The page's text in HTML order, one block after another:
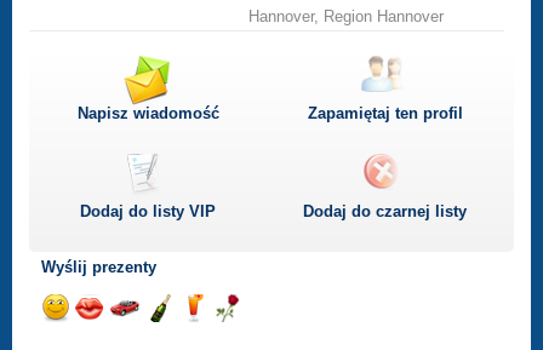
Hannover, Region Hannover
Napisz wiadomość Zapamiętaj ten profil
Dodaj do listyVIP Dodaj do czarnej listy
Wyślij prezenty